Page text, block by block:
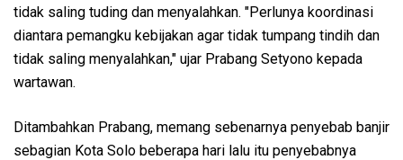
tidak saling tuding dan menyalahkan. "Perlunya koordinasi
diantara pemangku kebijakan agar tidak tumpang tindih dan
tidak saling menyalahkan," ujar Prabang Setyono kepada
wartawan.
Ditambahkan Prabang, memang sebenarnya penyebab banjir
sebagian Kota Solo beberapa hari lalu itu penyebabnya